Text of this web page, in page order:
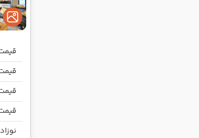
قیمت 2
قیمت 1
نوزاد